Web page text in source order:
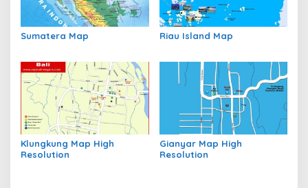
Sumatera Map Riau Island Map
Klungkung Map High
Resolution
Gianyar Map High
Resolution